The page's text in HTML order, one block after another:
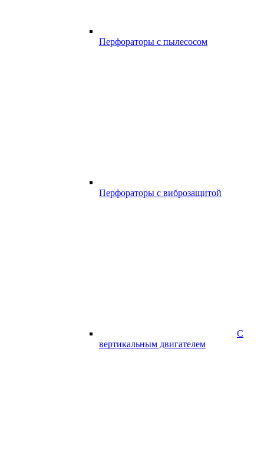
Перфораторы с пылесосом
Перфораторы с виброзащитой
С
вертикальным двигателем